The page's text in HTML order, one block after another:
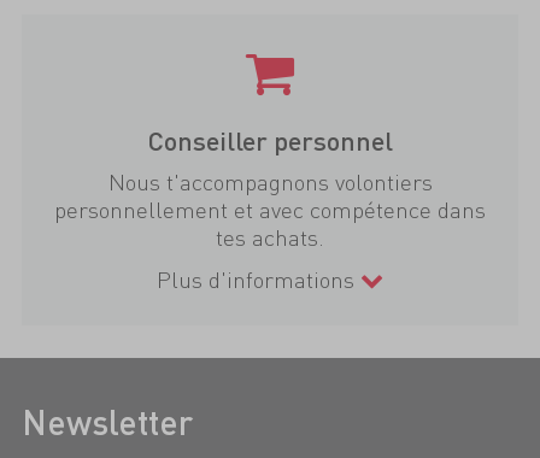
Conseiller personnel
Nous t'accompagnons volontiers
personnellement et avec compétence dans
tes achats.
Plus d'informations
Newsletter